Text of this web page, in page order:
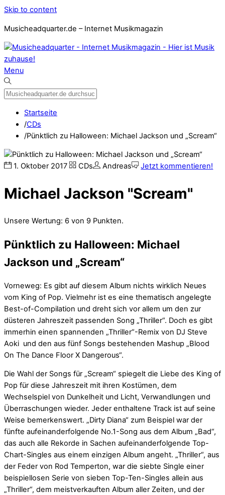
Skip to content
Musicheadquarter.de – Internet Musikmagazin
Menu
Startseite
/CDs
/Pünktlich zu Halloween: Michael Jackson und „Scream“
1. Oktober 2017 CDs Andreas Jetzt kommentieren!
Michael Jackson "Scream"
Unsere Wertung: 6 von 9 Punkten.
Pünktlich zu Halloween: Michael
Jackson und „Scream“
Vorneweg: Es gibt auf diesem Album nichts wirklich Neues
vom King of Pop. Vielmehr ist es eine thematisch angelegte
Best-of-Compilation und dreht sich vor allem um den zur
düsteren Jahreszeit passenden Song „Thriller“. Doch es gibt
immerhin einen spannenden „Thriller“-Remix von DJ Steve
Aoki und den aus fünf Songs bestehenden Mashup „Blood
On The Dance Floor X Dangerous“.
Die Wahl der Songs für „Scream“ spiegelt die Liebe des King of
Pop für diese Jahreszeit mit ihren Kostümen, dem
Wechselspiel von Dunkelheit und Licht, Verwandlungen und
Überraschungen wieder. Jeder enthaltene Track ist auf seine
Weise bemerkenswert. „Dirty Diana“ zum Beispiel war der
fünfte aufeinanderfolgende No.1-Song aus dem Album „Bad“,
das auch alle Rekorde in Sachen aufeinanderfolgende Top-
Chart-Singles aus einem einzigen Album angeht. „Thriller“, aus
der Feder von Rod Temperton, war die siebte Single einer
beispiellosen Serie von sieben Top-Ten-Singles allein aus
„Thriller“, dem meistverkauften Album aller Zeiten, und der